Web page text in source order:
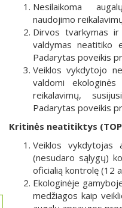
Nesilaikoma
naudojimo
Dirvos tvarkymas
valdymas neatitiko
Padarytas poveikis
Veiklos vykdytojo
valdomi
reikalavimų,
Padarytas poveikis
Kritinės neatitiktys
Veiklos
(nesudaro sąlygų)
oficialią kontrolę (12
Ekologinėje
medžiagos kaip